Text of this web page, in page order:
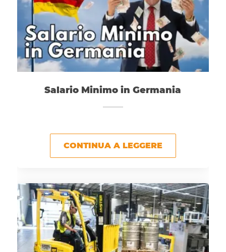
Salario Minimo in Germania
CONTINUA A LEGGERE